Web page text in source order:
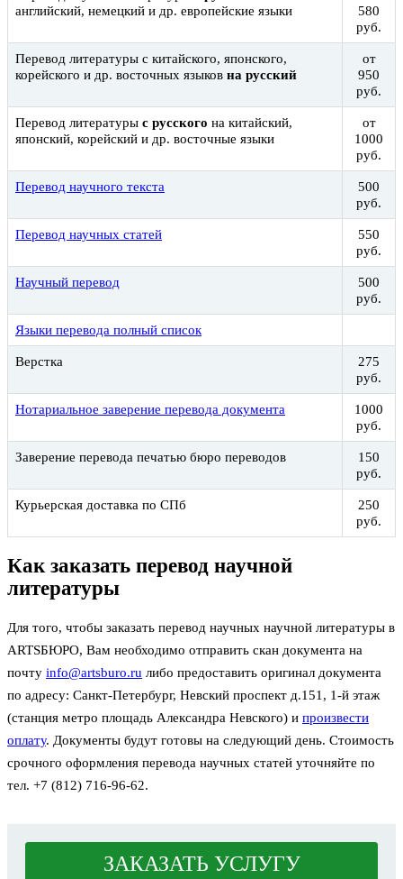
английский, немецкий и др. европейские языки
580
руб.
Перевод литературы с китайского, японского,
корейского и др. восточных языков на русский
от
950
руб.
Перевод литературы с русского на китайский,
японский, корейский и др. восточные языки
от
1000
руб.
Перевод научного текста
500
руб.
Перевод научных статей
550
руб.
Научный перевод
500
руб.
Языки перевода полный список
Верстка
275
руб.
Нотариальное заверение перевода документа
1000
руб.
Заверение перевода печатью бюро переводов
150
руб.
Курьерская доставка по СПб
250
руб.
Как заказать перевод научной
литературы
Для того, чтобы заказать перевод научных научной литературы в
ARTSБЮРО, Вам необходимо отправить скан документа на
почту info@artsburo.ru либо предоставить оригинал документа
по адресу: Санкт-Петербург, Невский проспект д.151, 1-й этаж
(станция метро площадь Александра Невского) и произвести
оплату. Документы будут готовы на следующий день. Стоимость
срочного оформления перевода научных статей уточняйте по
тел. +7 (812) 716-96-62.
ЗАКАЗАТЬ УСЛУГУ